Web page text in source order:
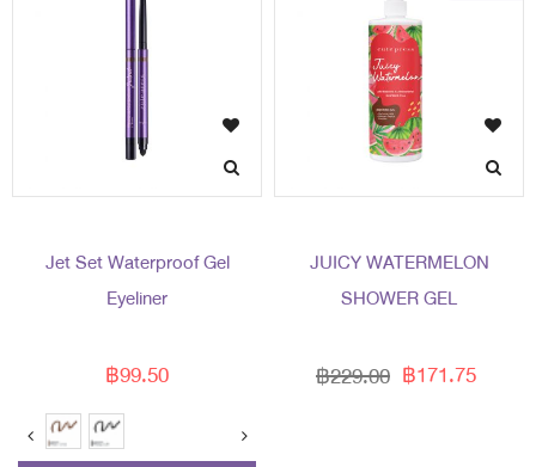
Jet Set Waterproof Gel
Eyeliner
฿99.50
JUICY WATERMELON
SHOWER GEL
฿171.75
฿229.00